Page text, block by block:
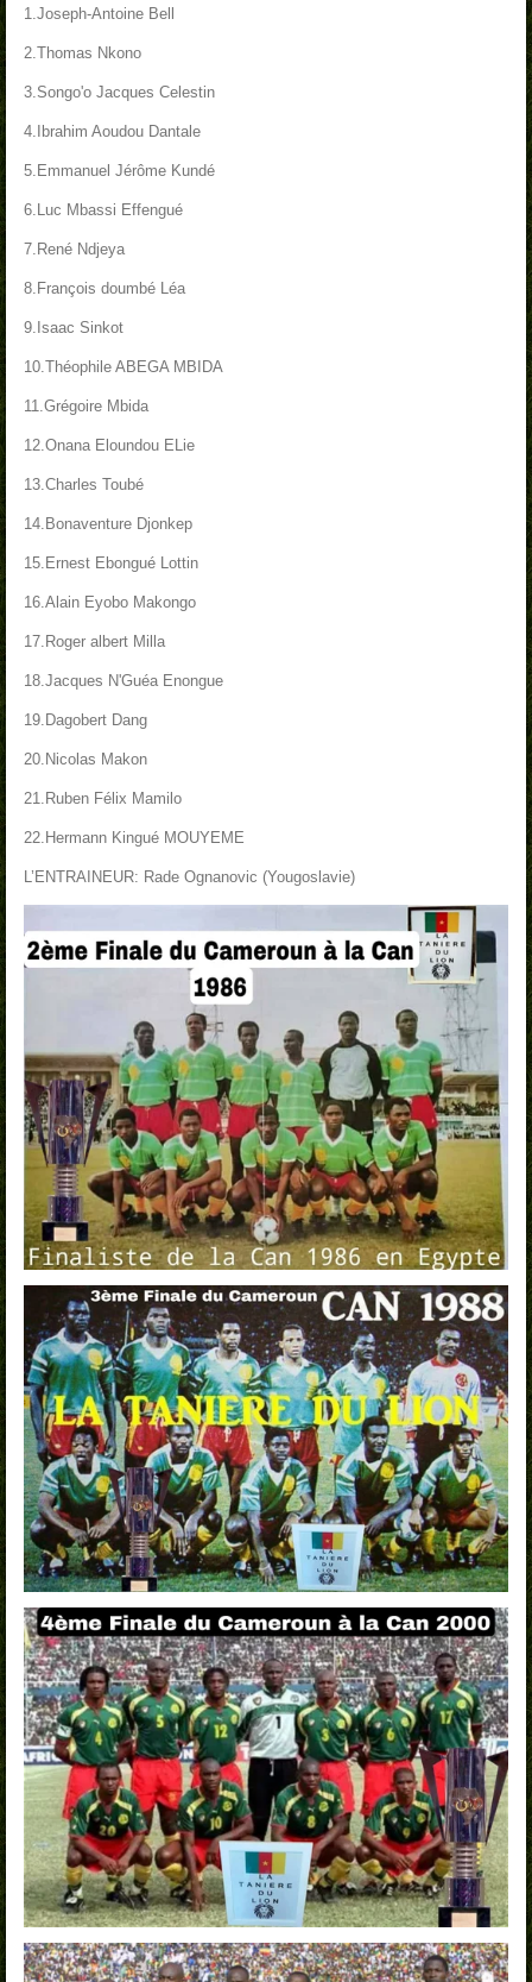
1.Joseph-Antoine Bell
2.Thomas Nkono
3.Songo'o Jacques Celestin
4.Ibrahim Aoudou Dantale
5.Emmanuel Jérôme Kundé
6.Luc Mbassi Effengué
7.René Ndjeya
8.François doumbé Léa
9.Isaac Sinkot
10.Théophile ABEGA MBIDA
11.Grégoire Mbida
12.Onana Eloundou ELie
13.Charles Toubé
14.Bonaventure Djonkep
15.Ernest Ebongué Lottin
16.Alain Eyobo Makongo
17.Roger albert Milla
18.Jacques N'Guéa Enongue
19.Dagobert Dang
20.Nicolas Makon
21.Ruben Félix Mamilo
22.Hermann Kingué MOUYEME
L’ENTRAINEUR: Rade Ognanovic (Yougoslavie)